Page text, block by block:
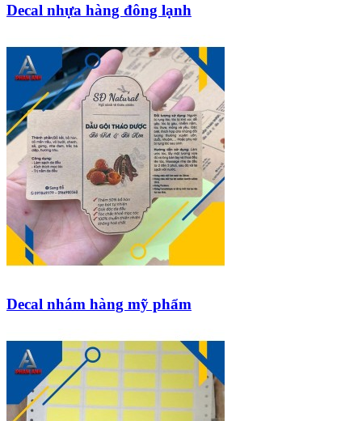
Decal nhựa hàng đông lạnh
Decal nhám hàng mỹ phẩm